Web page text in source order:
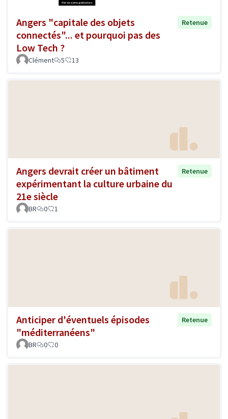
Angers "capitale des objets
connectés"... et pourquoi pas des
Low Tech ?
Retenue
Clément 5 13
Angers devrait créer un bâtiment
expérimentant la culture urbaine du
21e siècle
Retenue
BR 0 1
Anticiper d'éventuels épisodes
"méditerranéens"
Retenue
BR 0 0